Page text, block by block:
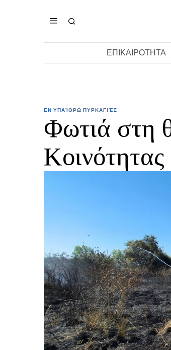
ΕΠΙΚΑΙΡΟΤΗΤΑ
ΕΝ ΥΠΑΊΘΡΩ ΠΥΡΚΑΓΙΈΣ
Φωτιά στη